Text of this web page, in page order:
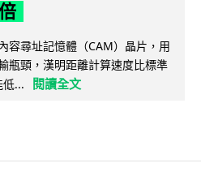
容尋址記憶體（CAM）晶片，用
瓶頸，漢明距離計算速度比標準
低...
閱讀全文